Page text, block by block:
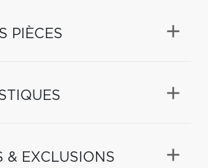
PIÈCES
& EXCLUSIONS